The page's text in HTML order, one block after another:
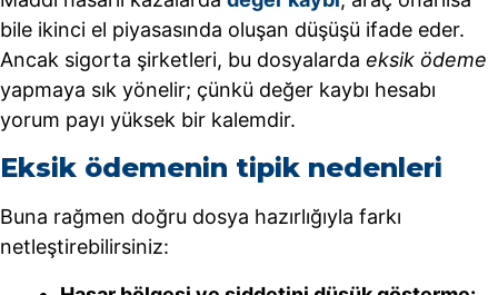
bile ikinci el piyasasında oluşan düşüşü ifade eder.
Ancak sigorta şirketleri, bu dosyalarda eksik ödeme
yapmaya sık yönelir; çünkü değer kaybı hesabı
yorum payı yüksek bir kalemdir.
Eksik ödemenin tipik nedenleri
Buna rağmen doğru dosya hazırlığıyla farkı
netleştirebilirsiniz: